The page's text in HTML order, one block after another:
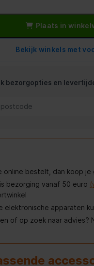
Plaats in
Bekijk winkels met
bezorgopties en
online bestelt, dan koop
bezorging vanaf 50 euro
elektronische apparaten
of op zoek naar advies?